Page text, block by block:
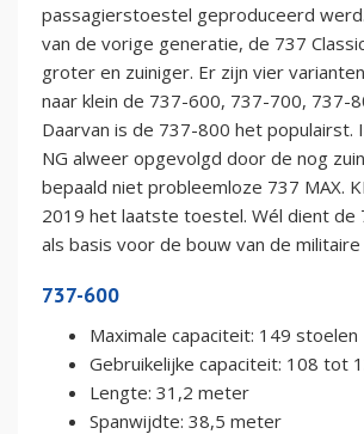
passagierstoestel geproduceerd
van de vorige generatie, de 737
groter en zuiniger. Er zijn vier
naar klein de 737-600, 737-700, 737-
Daarvan is de 737-800 het populairst.
NG alweer opgevolgd door de nog
bepaald niet probleemloze 737 MAX.
2019 het laatste toestel. Wél dient de
als basis voor de bouw van de
737-600
Maximale capaciteit: 149 stoelen
Gebruikelijke capaciteit: 108 tot
Lengte: 31,2 meter
Spanwijdte: 38,5 meter